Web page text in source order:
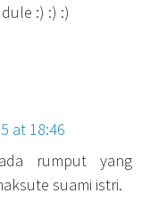
:) :) :)
at 18:46
rumput yang
suami istri.